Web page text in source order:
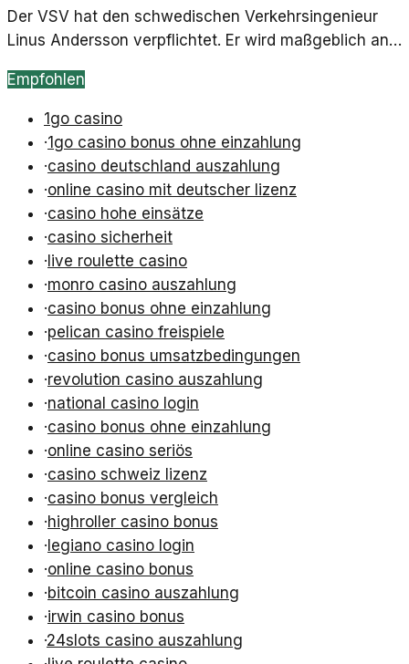
Der VSV hat den schwedischen Verkehrsingenieur
Linus Andersson verpflichtet. Er wird maßgeblich an
Empfohlen
1go casino
·1go casino bonus ohne einzahlung
·casino deutschland auszahlung
·online casino mit deutscher lizenz
·casino hohe einsätze
·casino sicherheit
· live roulette casino
·monro casino auszahlung
·casino bonus ohne einzahlung
·pelican casino freispiele
·casino bonus umsatzbedingungen
·revolution casino auszahlung
·national casino login
·casino bonus ohne einzahlung
·online casino seriös
·casino schweiz lizenz
·casino bonus vergleich
·highroller casino bonus
· legiano casino login
·online casino bonus
·bitcoin casino auszahlung
·irwin casino bonus
·24slots casino auszahlung